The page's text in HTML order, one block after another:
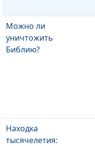
Можно ли
уничтожить
Библию?
Находка
тысячелетия: